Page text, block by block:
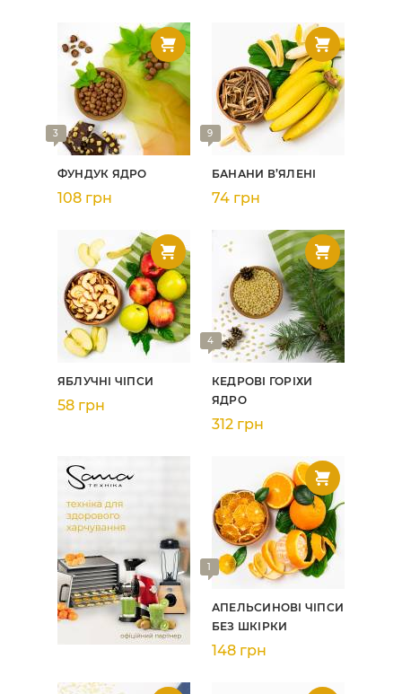
3
ФУНДУК ЯДРО
108 грн
9
БАНАНИ В’ЯЛЕНІ
74 грн
ЯБЛУЧНІ ЧІПСИ
58 грн
4
КЕДРОВІ ГОРІХИ
ЯДРО
312 грн
1
АПЕЛЬСИНОВІ ЧІПСИ
БЕЗ ШКІРКИ
148 грн